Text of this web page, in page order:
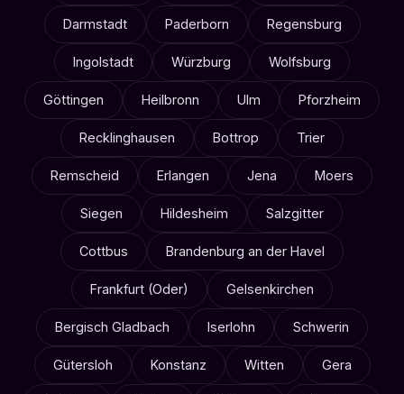
Darmstadt Paderborn Regensburg
Ingolstadt Würzburg Wolfsburg
Göttingen Heilbronn Ulm Pforzheim
Recklinghausen Bottrop Trier
Remscheid Erlangen Jena Moers
Siegen Hildesheim Salzgitter
Cottbus Brandenburg an der Havel
Frankfurt (Oder) Gelsenkirchen
Bergisch Gladbach Iserlohn Schwerin
Gütersloh Konstanz Witten Gera